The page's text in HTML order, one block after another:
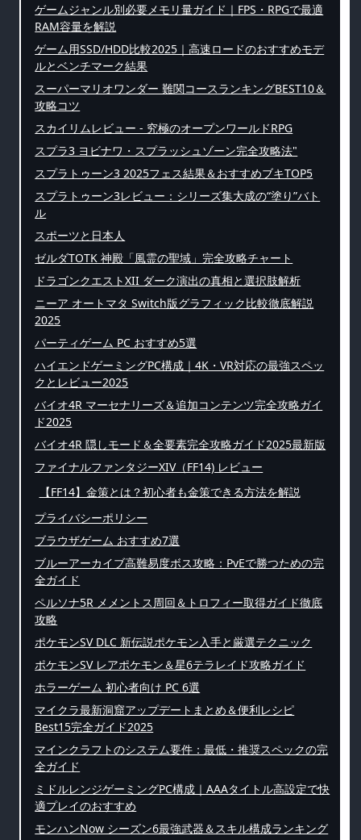
ゲームジャンル別必要メモリ量ガイド｜FPS・RPGで最適
RAM容量を解説
ゲーム用SSD/HDD比較2025｜高速ロードのおすすめモデ
ルとベンチマーク結果
スーパーマリオワンダー 難関コースランキングBEST10＆
攻略コツ
スカイリムレビュー - 究極のオープンワールドRPG
スプラ3 ヨビナワ・スプラッシュゾーン完全攻略法"
スプラトゥーン3 2025フェス結果＆おすすめブキTOP5
スプラトゥーン3レビュー：シリーズ集大成の“塗り”バト
ル
スポーツと日本人
ゼルダTOTK 神殿「風霊の聖域」完全攻略チャート
ドラゴンクエストXII ダーク演出の真相と選択肢解析
ニーア オートマタ Switch版グラフィック比較徹底解説
2025
パーティゲーム PC おすすめ5選
ハイエンドゲーミングPC構成｜4K・VR対応の最強スペッ
クとレビュー2025
バイオ4R マーセナリーズ＆追加コンテンツ完全攻略ガイ
ド2025
バイオ4R 隠しモード＆全要素完全攻略ガイド2025最新版
ファイナルファンタジーXIV（FF14) レビュー
【FF14】金策とは？初心者も金策できる方法を解説
プライバシーポリシー
ブラウザゲーム おすすめ7選
ブルーアーカイブ高難易度ボス攻略：PvEで勝つための完
全ガイド
ペルソナ5R メメントス周回＆トロフィー取得ガイド徹底
攻略
ポケモンSV DLC 新伝説ポケモン入手と厳選テクニック
ポケモンSV レアポケモン＆星6テラレイド攻略ガイド
ホラーゲーム 初心者向け PC 6選
マイクラ最新洞窟アップデートまとめ＆便利レシピ
Best15完全ガイド2025
マインクラフトのシステム要件：最低・推奨スペックの完
全ガイド
ミドルレンジゲーミングPC構成｜AAAタイトル高設定で快
適プレイのおすすめ
モンハンNow シーズン6最強武器＆スキル構成ランキング